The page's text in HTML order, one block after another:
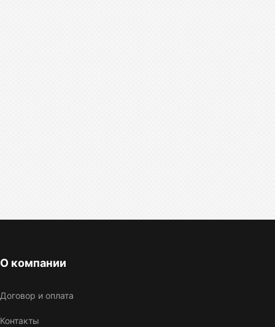
О компании
Договор и оплата
Контакты